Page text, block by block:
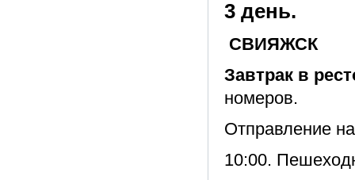
3 день.
СВИЯЖСК
Завтрак в
номеров.
Отправление
10:00.